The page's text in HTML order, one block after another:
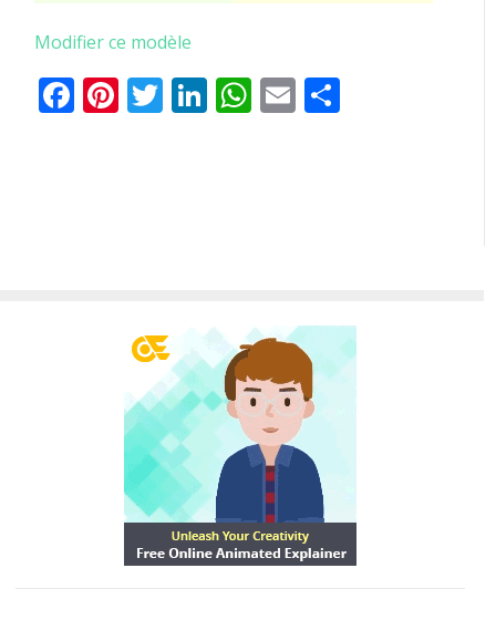
Modifier ce modèle
Facebook
Pinterest
Twitter
LinkedIn
WhatsApp
Email